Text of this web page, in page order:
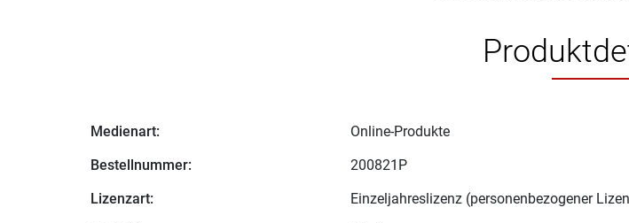
Medienart:
Online-Produkte
Bestellnummer:
200821P
Lizenzart:
Einzeljahreslizenz (personenbezogener